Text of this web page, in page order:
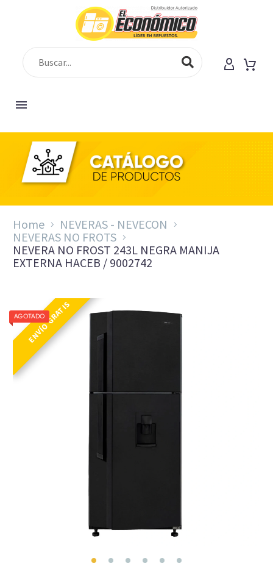
NEV 243 SE ME NE R2
Home
NEVERAS - NEVECON
NEVERAS NO FROTS
NEVERA NO FROST 243L NEGRA MANIJA
EXTERNA HACEB / 9002742
ENVÍO GRATIS
AGOTADO